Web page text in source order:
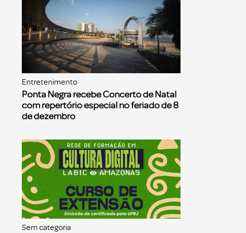
Entretenimento
Ponta Negra recebe Concerto de Natal
com repertório especial no feriado de 8
de dezembro
Sem categoria